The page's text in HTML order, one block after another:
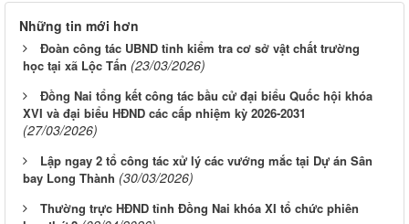
Những tin mới hơn
Đoàn công tác UBND tỉnh kiểm tra cơ sở vật chất trường
học tại xã Lộc Tấn (23/03/2026)
Đồng Nai tổng kết công tác bầu cử đại biểu Quốc hội khóa
XVI và đại biểu HĐND các cấp nhiệm kỳ 2026-2031
(27/03/2026)
Lập ngay 2 tổ công tác xử lý các vướng mắc tại Dự án Sân
bay Long Thành (30/03/2026)
Thường trực HĐND tỉnh Đồng Nai khóa XI tổ chức phiên